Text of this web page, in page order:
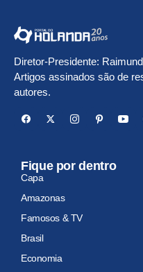
Diretor-Presidente:
Artigos assinados são de
autores.
Fique por dentro
Capa
Amazonas
Famosos & TV
Brasil
Economia